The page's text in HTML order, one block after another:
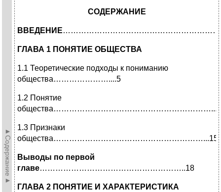
►Содержание►
СОДЕРЖАНИЕ
ВВЕДЕНИЕ
ГЛАВА 1 ПОНЯТИЕ ОБЩЕСТВА
1.1 Теоретические подходы к пониманию
общества…………………....5
1.2 Понятие
общества……………………………………………………...8
1.3 Признаки
общества…………………………………………………...15
Выводы по первой
главе………………………………………………..18
ГЛАВА 2 ПОНЯТИЕ И ХАРАКТЕРИСТИКА